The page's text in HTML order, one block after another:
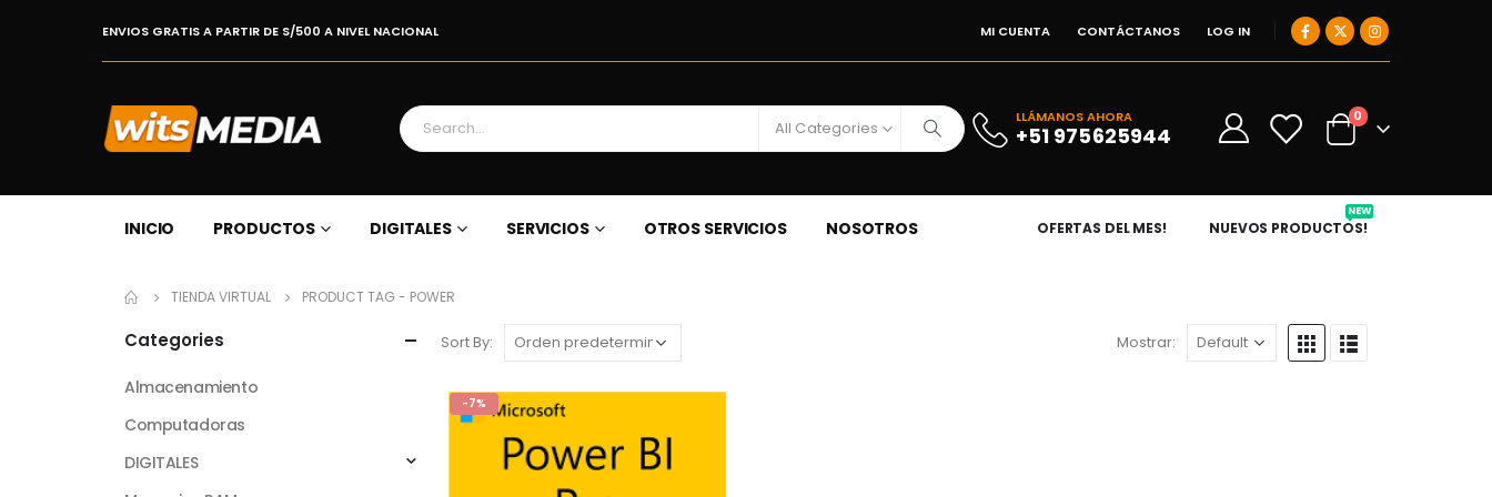
ENVIOS GRATIS A PARTIR DE S/500 A NIVEL NACIONAL MI CUENTA CONTÁCTANOS LOG IN
All Categories
LLÁMANOS AHORA
+51 975625944
0 0
INICIO PRODUCTOS DIGITALES SERVICIOS OTROS SERVICIOS NOSOTROS OFERTAS DEL MES! NUEVOS PRODUCTOS!
NEW
TIENDA VIRTUAL PRODUCT TAG - POWER
Sort By: Mostrar:
-7%
Categories
Almacenamiento
Computadoras
DIGITALES